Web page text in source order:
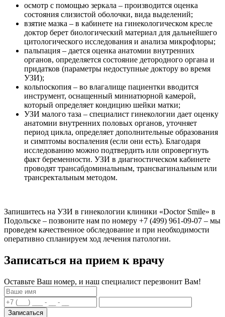
осмотр с помощью зеркала – производится оценка
состояния слизистой оболочки, вида выделений;
взятие мазка – в кабинете на гинекологическом кресле
доктор берет биологический материал для дальнейшего
цитологического исследования и анализа микрофлоры;
пальпация – дается оценка анатомии внутренних
органов, определяется состояние детородного органа и
придатков (параметры недоступные доктору во время
УЗИ);
кольпоскопия – во влагалище пациентки вводится
инструмент, оснащенный миниатюрной камерой,
который определяет кондицию шейки матки;
УЗИ малого таза – специалист гинекологии дает оценку
анатомии внутренних половых органов, уточняет
период цикла, определяет дополнительные образования
и симптомы воспаления (если они есть). Благодаря
исследованию можно подтвердить или опровергнуть
факт беременности. УЗИ в диагностическом кабинете
проводят трансабдоминальным, трансвагинальным или
трансректальным методом.
Запишитесь на УЗИ в гинекологии клиники «Doctor Smile» в
Подольске – позвоните нам по номеру +7 (499) 961-09-07 – мы
проведем качественное обследование и при необходимости
оперативно спланируем ход лечения патологии.
Записаться на прием к врачу
Оставьте Ваш номер, и наш специалист перезвонит Вам!